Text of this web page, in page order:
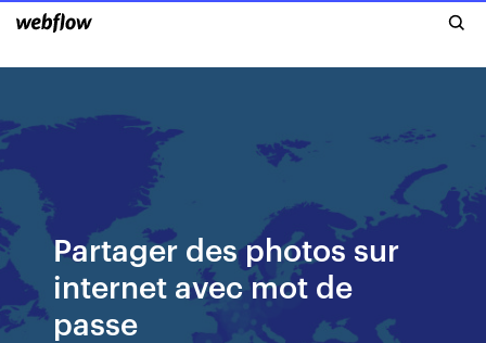
Partager des photos sur
internet avec mot de
passe